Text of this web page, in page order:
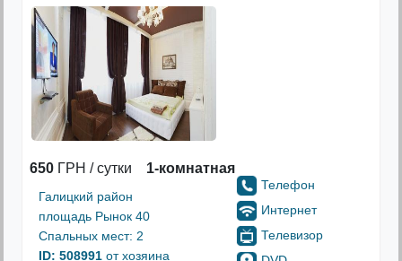
650 ГРН / сутки 1-комнатная
Галицкий район
площадь Рынок 40
Спальных мест: 2
ID: 508991 от хозяина
Телефон
Интернет
Телевизор